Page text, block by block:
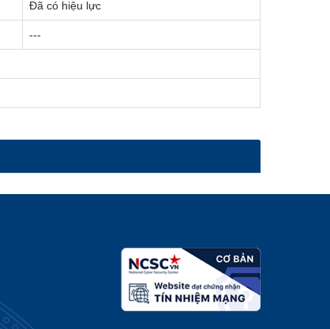
Đã có hiệu lực
---